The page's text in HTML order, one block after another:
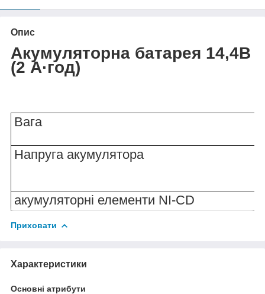
Опис
Акумуляторна батарея 14,4В
(2 А·год)
Вага
Напруга акумулятора
акумуляторні елементи NI-CD
Приховати
Характеристики
Основні атрибути